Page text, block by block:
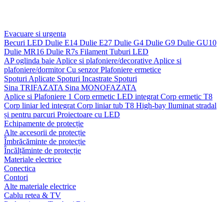
Evacuare si urgenta
Becuri LED Dulie E14 Dulie E27 Dulie G4 Dulie G9 Dulie GU10
Dulie MR16 Dulie R7s Filament Tuburi LED
AP oglinda baie Aplice si plafoniere/decorative Aplice si
plafoniere/dormitorCu senzorPlafoniere ermetice
Spoturi Aplicate Spoturi Incastrate Spoturi
Sina TRIFAZATA Sina MONOFAZATA
Aplice si Plafoniere 1 Corp ermetic LED integrat Corp ermetic T8
Corp liniar led integrat Corp liniar tub T8 High-bay Iluminat stradal
și pentru parcuri Proiectoare cu LED
Echipamente de protecție
Alte accesorii de protecție
Îmbrăcăminte de protecție
Încălțăminte de protecție
Materiale electrice
Conectica
Contori
Alte materiale electrice
Cablu retea & TV